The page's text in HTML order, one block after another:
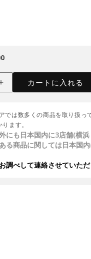
カートに入れる
では数多くの商品を取り扱っ
ます。
にも日本国内に3店舗(横
る商品に関しては日本国
調べして連絡させていただ